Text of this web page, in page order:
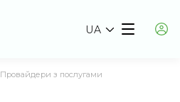
UA
Провайдери з послугами